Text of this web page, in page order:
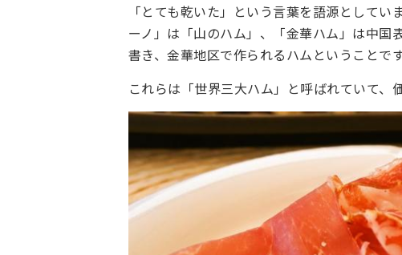
「とても乾いた」という言葉を語源として
ーノ」は「山のハム」、「金華ハム」は中国
書き、金華地区で作られるハムということです
これらは「世界三大ハム」と呼ばれていて、